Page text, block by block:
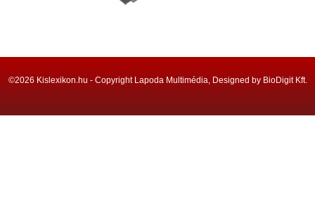
©2026 Kislexikon.hu - Copyright Lapoda Multimédia, Designed by BioDigit Kft.